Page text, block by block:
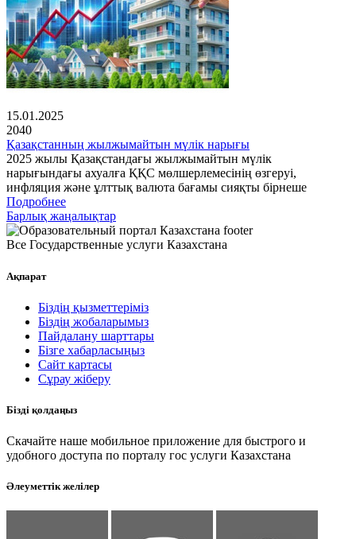
15.01.2025
2040
Қазақстанның жылжымайтын мүлік нарығы
2025 жылы Қазақстандағы жылжымайтын мүлік
нарығындағы ахуалға ҚҚС мөлшерлемесінің өзгеруі,
инфляция және ұлттық валюта бағамы сияқты бірнеше
Подробнее
Барлық жаңалықтар
Все Государственные услуги Казахстана
Ақпарат
Біздің қызметтеріміз
Біздің жобаларымыз
Пайдалану шарттары
Бізге хабарласыңыз
Сайт картасы
Сұрау жіберу
Бізді қолдаңыз
Скачайте наше мобильное приложение для быстрого и
удобного доступа по порталу гос услуги Казахстана
Әлеуметтік желілер